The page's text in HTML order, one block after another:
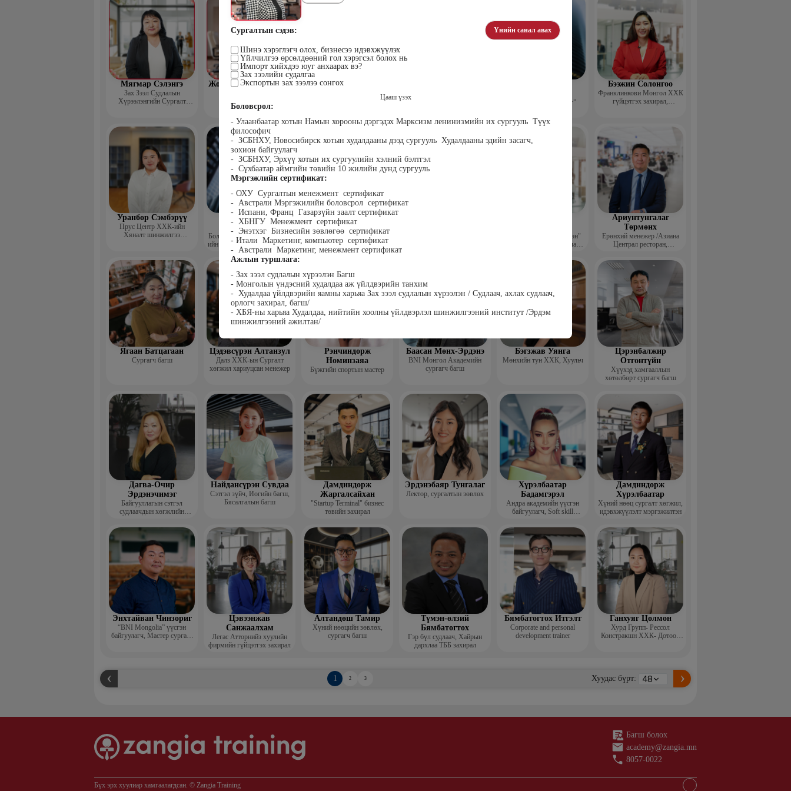
Сургалтын сэдэв: Үнийн санал авах
Шинэ хэрэглэгч олох, бизнесээ идэвхжүүлэх
Үйлчилгээ өрсөлдөөний гол хэрэгсэл болох нь
Импорт хийхдээ юуг анхаарах вэ?
Зах зээлийн судалгаа
Экспортын зах зээлээ сонгох
Цааш үзэх
Боловсрол:
- Улаанбаатар хотын Намын хорооны дэргэдэх Марксизм ленинизмийн их сургууль Түүх
философич
- ЗСБНХУ, Новосибирск хотын худалдааны дээд сургууль Худалдааны эдийн засагч,
зохион байгуулагч
- ЗСБНХУ, Эрхүү хотын их сургуулийн хэлний бэлтгэл
- Сүхбаатар аймгийн төвийн 10 жилийн дунд сургууль
Мэргэжлийн сертификат:
- ОХУ Сургалтын менежмент сертификат
- Австрали Мэргэжилийн боловсрол сертификат
- Испани, Франц Газарзүйн заалт сертификат
- ХБНГУ Менежмент сертификат
- Энэтхэг Бизнесийн зөвлөгөө сертификат
- Итали Маркетинг, компьютер сертификат
- Австрали Маркетинг, менежмент сертификат
Ажлын туршлага:
- Зах зээл судлалын хүрээлэн Багш
- Монголын үндэсний худалдаа аж үйлдвэрийн танхим
- Худалдаа үйлдвэрийн яамны харьяа Зах зээл судлалын хүрээлэн / Судлаач, ахлах судлаач,
орлогч захирал, багш/
- ХБЯ-ны харьяа Худалдаа, нийтийн хоолны үйлдвэрлэл шинжилгээний институт /Эрдэм
шинжилгээний ажилтан/
Мягмар Сэлэнгэ
Зах Зээл Судлалын
Хүрээлэнгийн Сургалт
Жодов-Иш Борхүүхэн
хүрээлэнгийн багш
Алтан-Авдар Ирээдүй
Хөгжлийн Институтийн
Наран анд консалтинг”
Бээжин Солонгоо
Франклинкови Монгол ХХК
гүйцэтгэх захирал,
Уранбор Сэмбэрүү
Прус Центр ХХК-ийн
Хяналт шинжилгээ
тогтолцооны хэрэгжүүлэгч
Энхбаатар
Ичинхорлоо
Болор Үйлсийн Үндэс ТББ-
ийн үүсгэн байгуулагч, Зүрх
сэтгэлийн карьер сургалтын
төвийн нийгмийн ажилтан,
Ганболд Тод-Эрдэнэ
Маркетинг менежер - Зангиа
Портал ХХК
МСНЭ-ийн "Ган үзэгтэн"
шагналт сэтгүүлч, Урлаг
Ариунтунгалаг
Төрмөнх
Ерөнхий менежер /Азиана
Централ ресторан,
катеринг ХХК/
Ягаан Батцагаан
Сургагч багш
Цэдэвсүрэн Алтанзул
Далз ХХК-ын Сургалт
хөгжил хариуцсан менежер
Рэнчиндорж
Номинзаяа
Бүжгийн спортын мастер
Баасан Мөнх-Эрдэнэ
BNI Монгол Академийн
сургагч багш
Бэгзжав Уянга
Мөнхийн тун ХХК, Хуульч
Цэрэнбалжир
Отгонтүйн
Хүүхэд хамгааллын
хөтөлбөрт сургагч багш
Дагва-Очир
Эрдэнэчимэг
Байгууллагын сэтгэл
судлаачдын хөгжлийн
захирал
Найдансүрэн Сувдаа
Сэтгэл зүйч, Иогийн багш,
Бясалгалын багш
Дамдиндорж
Жаргалсайхан
"Startup Terminal" бизнес
төвийн захирал
Эрдэнэбаяр Тунгалаг
Лектор, сургалтын зөвлөх
Хүрэлбаатар
Бадамгэрэл
Андра академийн үүсгэн
байгуулагч, Soft skill
Гоо зүйн ментор, Монголын
мисс, Топ модель
Дамдиндорж
Хүрэлбаатар
Хүний нөөц сургалт хөгжил,
идэвхжүүлэлт мэргэжилтэн
Энхтайван Чинзориг
“BNI Mongolia” үүсгэн
байгуулагч, Мастер сургагч
Цэвээнжав
Санжаалхам
Легас Атторнийз хуулийн
фирмийн гүйцэтгэх захирал
Алтандөш Тамир
Хүний нөөцийн зөвлөх,
сургагч багш
Түмэн-өлзий
Бямбатогтох
Гэр бүл судлаач, Хайрын
дархлаа ТББ захирал
Бямбатогтох Итгэлт
Corporate and personal
development trainer
Ганхуяг Цолмон
Хурд Групп- Рессол
Констракшн ХХК- Дотоод
1 2 3 Хуудас бүрт:
Багш болох
academy@zangia.mn
8057-0022
Бүх эрх хуулиар хамгаалагдсан. © Zangia Training